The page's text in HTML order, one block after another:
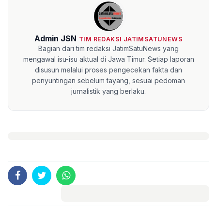
Admin JSN TIM REDAKSI JATIMSATUNEWS
Bagian dari tim redaksi JatimSatuNews yang
mengawal isu-isu aktual di Jawa Timur. Setiap laporan
disusun melalui proses pengecekan fakta dan
penyuntingan sebelum tayang, sesuai pedoman
jurnalistik yang berlaku.